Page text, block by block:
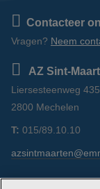
Contacteer
Vragen? Neem
AZ Sint-
Liersesteenweg 435
2800 Mechelen
T: 015/89.10.10